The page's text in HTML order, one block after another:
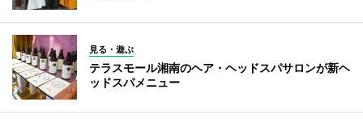
見る・遊ぶ
テラスモール湘南のヘア・ヘッドスパサロンが新ヘ
ッドスパメニュー